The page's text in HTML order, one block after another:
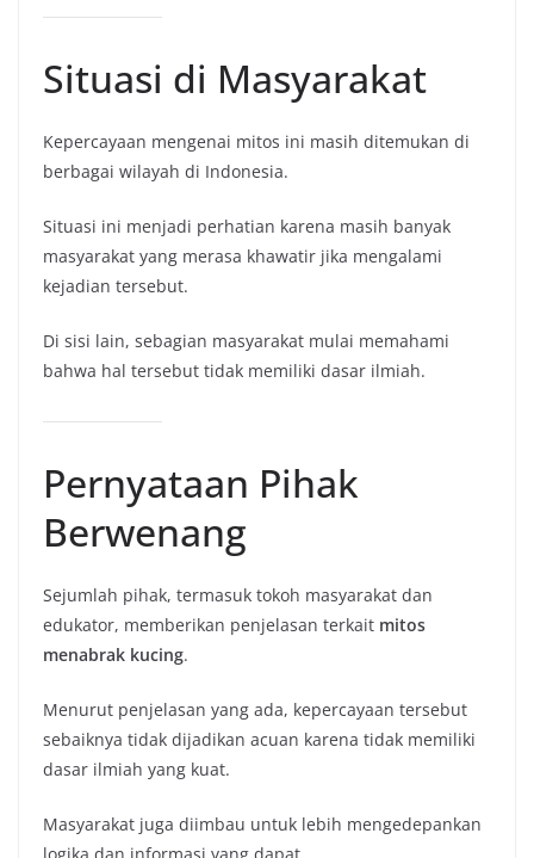
Situasi di Masyarakat
Kepercayaan mengenai mitos ini masih ditemukan di
berbagai wilayah di Indonesia.
Situasi ini menjadi perhatian karena masih banyak
masyarakat yang merasa khawatir jika mengalami
kejadian tersebut.
Di sisi lain, sebagian masyarakat mulai memahami
bahwa hal tersebut tidak memiliki dasar ilmiah.
Pernyataan Pihak
Berwenang
Sejumlah pihak, termasuk tokoh masyarakat dan
edukator, memberikan penjelasan terkait mitos
menabrak kucing.
Menurut penjelasan yang ada, kepercayaan tersebut
sebaiknya tidak dijadikan acuan karena tidak memiliki
dasar ilmiah yang kuat.
Masyarakat juga diimbau untuk lebih mengedepankan